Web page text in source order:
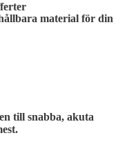
material för din
till snabba, akuta